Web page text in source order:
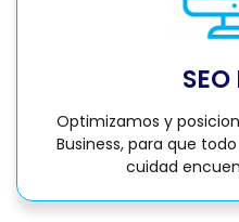
Optimizamos y
Business, para que
cuidad